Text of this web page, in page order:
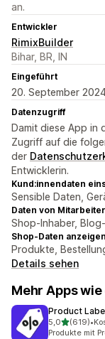
an.
Entwickler
RimixBuilder
Bihar, BR, IN
Eingeführt
20. September
Datenzugriff
Damit diese App in
Zugriff auf die
der
Entwicklerin.
Kund:innendaten
Sensible Daten,
Daten von
Shop-Inhaber,
Shop-Daten
Produkte,
Details sehen
Mehr Apps
Product
5,0von 5
(619)
619 •
Produkte mit